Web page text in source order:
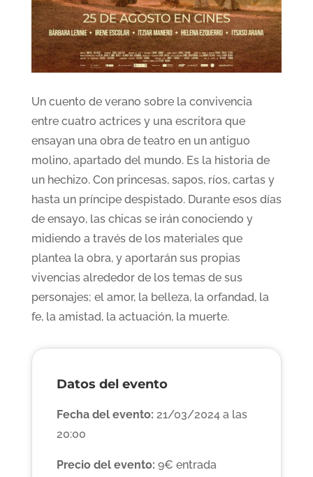
Un cuento de verano sobre la convivencia
entre cuatro actrices y una escritora que
ensayan una obra de teatro en un antiguo
molino, apartado del mundo. Es la historia de
un hechizo. Con princesas, sapos, ríos, cartas y
hasta un príncipe despistado. Durante esos días
de ensayo, las chicas se irán conociendo y
midiendo a través de los materiales que
plantea la obra, y aportarán sus propias
vivencias alrededor de los temas de sus
personajes; el amor, la belleza, la orfandad, la
fe, la amistad, la actuación, la muerte.
Datos del evento
Fecha del evento: 21/03/2024 a las
20:00
Precio del evento: 9€ entrada